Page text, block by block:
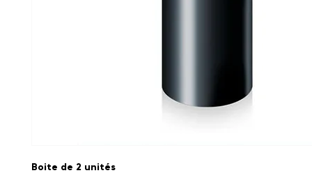
Boite de 2 unités